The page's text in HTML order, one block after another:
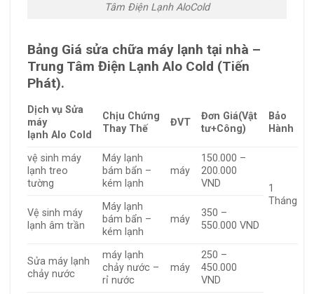
Tâm Điện Lạnh AloCold
Bảng Giá sửa chữa máy lạnh tại nhà –
Trung Tâm Điện Lạnh Alo Cold (Tiến
Phát).
Dịch vụ Sửa
máy
lạnh Alo Cold
Chịu Chứng
Thay Thế
ĐVT
Đơn Giá(Vật
tư+Công)
Bảo
Hành
vệ sinh máy
lạnh treo
tường
Máy lạnh
bám bẩn –
kém lạnh
máy
150.000 –
200.000
VND
1
Tháng
Vệ sinh máy
lạnh âm trần
Máy lạnh
bám bẩn –
kém lạnh
máy
350 –
550.000 VND
Sửa máy lạnh
chảy nước
máy lạnh
chảy nước –
rỉ nước
máy
250 –
450.000
VND